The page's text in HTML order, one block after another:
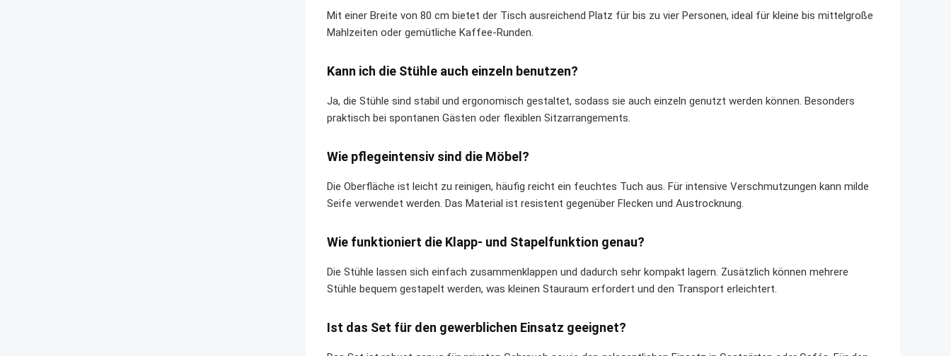
Mit einer Breite von 80 cm bietet der Tisch ausreichend Platz für bis zu vier Personen, ideal für kleine bis mittelgroße
Mahlzeiten oder gemütliche Kaffee-Runden.
Kann ich die Stühle auch einzeln benutzen?
Ja, die Stühle sind stabil und ergonomisch gestaltet, sodass sie auch einzeln genutzt werden können. Besonders
praktisch bei spontanen Gästen oder flexiblen Sitzarrangements.
Wie pflegeintensiv sind die Möbel?
Die Oberfläche ist leicht zu reinigen, häufig reicht ein feuchtes Tuch aus. Für intensive Verschmutzungen kann milde
Seife verwendet werden. Das Material ist resistent gegenüber Flecken und Austrocknung.
Wie funktioniert die Klapp- und Stapelfunktion genau?
Die Stühle lassen sich einfach zusammenklappen und dadurch sehr kompakt lagern. Zusätzlich können mehrere
Stühle bequem gestapelt werden, was kleinen Stauraum erfordert und den Transport erleichtert.
Ist das Set für den gewerblichen Einsatz geeignet?